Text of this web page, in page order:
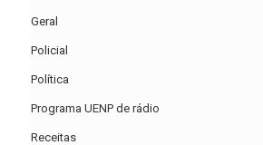
Geral
Policial
Política
Programa UENP de rádio
Receitas